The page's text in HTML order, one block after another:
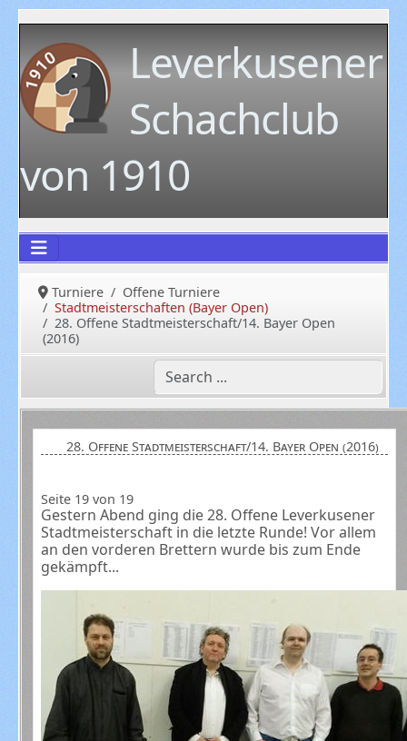
Leverkusener
Schachclub
von 1910
Turniere
Offene Turniere
Stadtmeisterschaften (Bayer Open)
28. Offene Stadtmeisterschaft/14. Bayer Open
(2016)
28. Offene Stadtmeisterschaft/14. Bayer Open (2016)
Seite 19 von 19
Gestern Abend ging die 28. Offene Leverkusener
Stadtmeisterschaft in die letzte Runde! Vor allem
an den vorderen Brettern wurde bis zum Ende
gekämpft...